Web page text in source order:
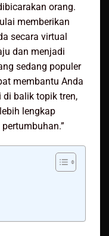
orang.
memberikan
secara virtual
dan menjadi
sedang populer
membantu Anda
balik topik tren,
lengkap